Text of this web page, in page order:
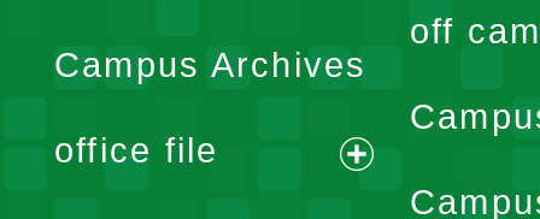
Campus Archives
office file
expand
off